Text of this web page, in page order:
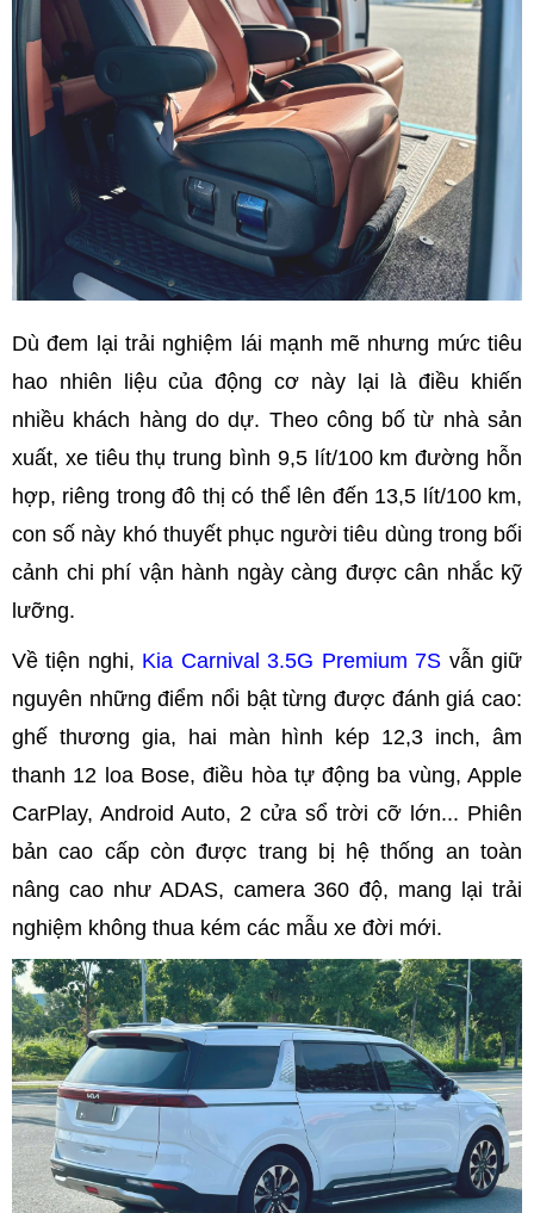
Dù đem lại trải nghiệm lái mạnh mẽ nhưng mức tiêu
hao nhiên liệu của động cơ này lại là điều khiến
nhiều khách hàng do dự. Theo công bố từ nhà sản
xuất, xe tiêu thụ trung bình 9,5 lít/100 km đường hỗn
hợp, riêng trong đô thị có thể lên đến 13,5 lít/100 km,
con số này khó thuyết phục người tiêu dùng trong bối
cảnh chi phí vận hành ngày càng được cân nhắc kỹ
lưỡng.
Về tiện nghi, Kia Carnival 3.5G Premium 7S vẫn giữ
nguyên những điểm nổi bật từng được đánh giá cao:
ghế thương gia, hai màn hình kép 12,3 inch, âm
thanh 12 loa Bose, điều hòa tự động ba vùng, Apple
CarPlay, Android Auto, 2 cửa sổ trời cỡ lớn... Phiên
bản cao cấp còn được trang bị hệ thống an toàn
nâng cao như ADAS, camera 360 độ, mang lại trải
nghiệm không thua kém các mẫu xe đời mới.